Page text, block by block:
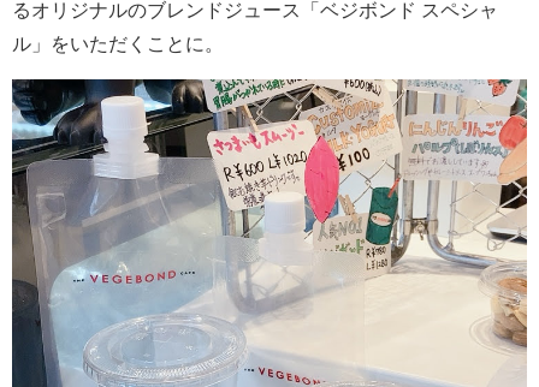
るオリジナルのブレンドジュース「ベジボンド スペシャ
ル」をいただくことに。